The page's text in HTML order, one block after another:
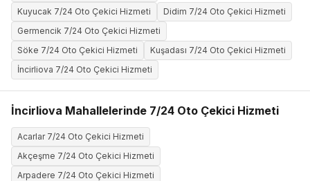
Kuyucak 7/24 Oto Çekici Hizmeti
Didim 7/24 Oto Çekici Hizmeti
Germencik 7/24 Oto Çekici Hizmeti
Söke 7/24 Oto Çekici Hizmeti
Kuşadası 7/24 Oto Çekici Hizmeti
İncirliova 7/24 Oto Çekici Hizmeti
İncirliova Mahallelerinde 7/24 Oto Çekici Hizmeti
Acarlar 7/24 Oto Çekici Hizmeti
Akçeşme 7/24 Oto Çekici Hizmeti
Arpadere 7/24 Oto Çekici Hizmeti